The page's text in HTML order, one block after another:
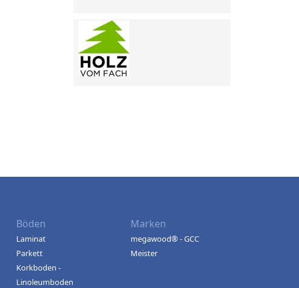
Böden
Laminat
Parkett
Korkboden -
Linoleumboden
Marken
megawood® - GCC
Meister